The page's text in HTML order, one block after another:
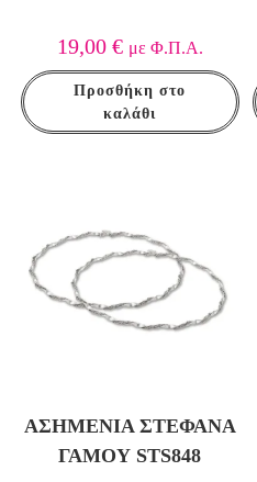
19,00 € με Φ.Π.Α.
Προσθήκη στο
καλάθι
ΑΣΗΜΈΝΙΑ ΣΤΈΦΑΝΑ
ΓΆΜΟΥ STS848